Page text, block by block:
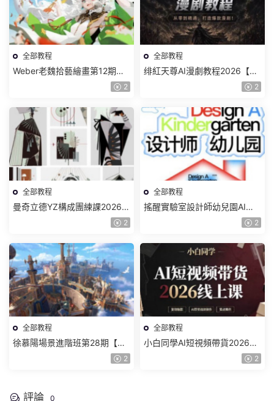
全部教程
Weber老魏拾藝繪畫第12期角
色特訓班【畫質不錯隻有視
2
全部教程
绯紅天尊AI漫劇教程2026【畫
2
全部教程
曼奇立德YZ構成團練課2026年
8月已結課【畫質高清有課件】
2
全部教程
搖醒實驗室設計師幼兒園AI軟
件基礎課2025【畫質不錯有素
2
全部教程
徐慕陽場景進階班第28期【畫
2
全部教程
小白同學AI短視頻帶貨2026線
2
評論 0